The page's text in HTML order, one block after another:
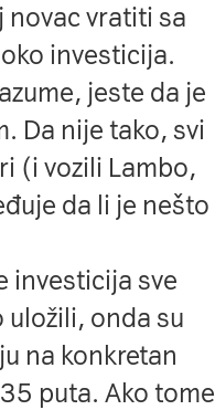
novac vratiti sa
investicija.
jeste da je
Da nije tako, svi
(i vozili Lambo,
da li je nešto
investicija sve
uložili, onda su
na konkretan
puta. Ako tome